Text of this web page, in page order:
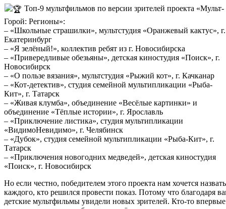
Топ-9 мультфильмов по версии зрителей проекта «Мульт-
Горой: Регионы»:
– «Школьные страшилки», мультстудия «Оранжевый кактус», г.
Екатеринбург
– «Я зелёный!», коллектив ребят из г. Новосибирска
– «Привередливые обезьяны», детская киностудия «Поиск», г.
Новосибирск
– «О пользе вязания», мультстудия «Рыжий кот», г. Качканар
– «Кот-детектив», студия семейной мультипликации «Рыба-
Кит», г. Татарск
– «Живая клумба», объединение «Весёлые картинки» и
объединение «Тёплые истории», г. Ярославль
– «Приключение листика», студия мультипликации
«ВидимоНевидимо», г. Челябинск
– «Дубок», студия семейной мультипликации «Рыба-Кит», г.
Татарск
– «Приключения новогодних медведей», детская киностудия
«Поиск», г. Новосибирск
Но если честно, победителем этого проекта нам хочется назвать
каждого, кто решился провести показ. Потому что благодаря
детские мультфильмы увидели новых зрителей. Кто-то впервые